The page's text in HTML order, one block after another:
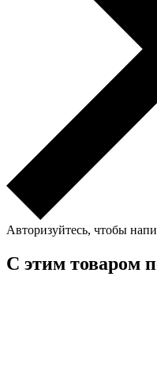
Авторизуйтесь, чтобы
С этим товаром